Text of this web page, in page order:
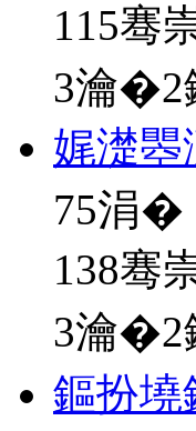
115骞
3瀹
娓濋瞾
75涓�
138骞
3瀹
鏂扮